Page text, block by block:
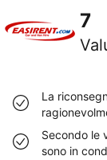
7
La
Secondo le
sono in